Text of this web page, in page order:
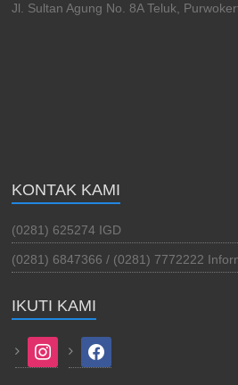
Jl. Sultan Agung No. 8A Teluk,
KONTAK KAMI
(0281) 625274 IGD
(0281) 6847366 / (0281) 7772222
IKUTI KAMI
instagram facebook